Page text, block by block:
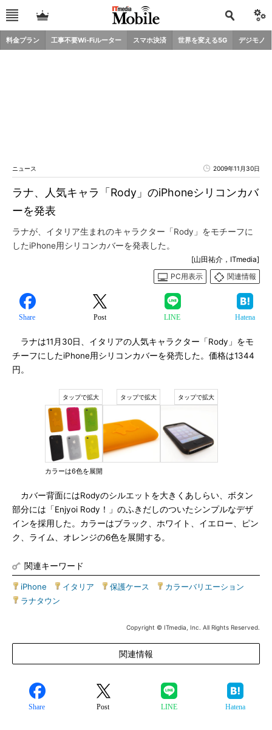
料金プラン 工事不要Wi-Fiルーター スマホ決済 世界を変える5G デジモノ
ニュース 2009年11月30日
ラナ、人気キャラ「Rody」のiPhoneシリコンカバ
ーを発表
ラナが、イタリア生まれのキャラクター「Rody」をモチーフに
したiPhone用シリコンカバーを発表した。
[山田祐介，ITmedia]
PC用表示
関連情報
Share Post LINE Hatena
ラナは11月30日、イタリアの人気キャラクター「Rody」をモ
チーフにしたiPhone用シリコンカバーを発売した。価格は1344
円。
カラーは6色を展開
カバー背面にはRodyのシルエットを大きくあしらい、ボタン
部分には「Enjyoi Rody！」のふきだしのついたシンプルなデザ
インを採用した。カラーはブラック、ホワイト、イエロー、ピン
ク、ライム、オレンジの6色を展開する。
関連キーワード
iPhone イタリア 保護ケース カラーバリエーション
ラナタウン
Copyright © ITmedia, Inc. All Rights Reserved.
関連情報
Share Post LINE Hatena